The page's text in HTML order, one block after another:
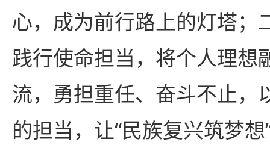
心，成为前行路上的灯塔；
践行使命担当，将个人理想
流，勇担重任、奋斗不止，
的担当，让“民族复兴筑梦